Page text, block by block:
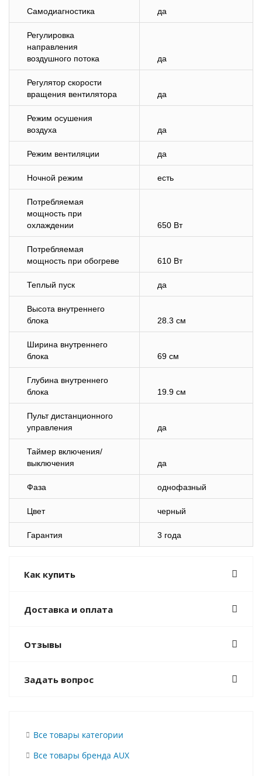
Самодиагностика да
Регулировка
направления
воздушного потока
да
Регулятор скорости
вращения вентилятора
да
Режим осушения
воздуха
да
Режим вентиляции да
Ночной режим есть
Потребляемая
мощность при
охлаждении
650 Вт
Потребляемая
мощность при обогреве
610 Вт
Теплый пуск да
Высота внутреннего
блока
28.3 см
Ширина внутреннего
блока
69 см
Глубина внутреннего
блока
19.9 см
Пульт дистанционного
управления
да
Таймер включения/
выключения
да
Фаза однофазный
Цвет черный
Гарантия 3 года
Как купить
Доставка и оплата
Отзывы
Задать вопрос
Все товары категории
Все товары бренда AUX